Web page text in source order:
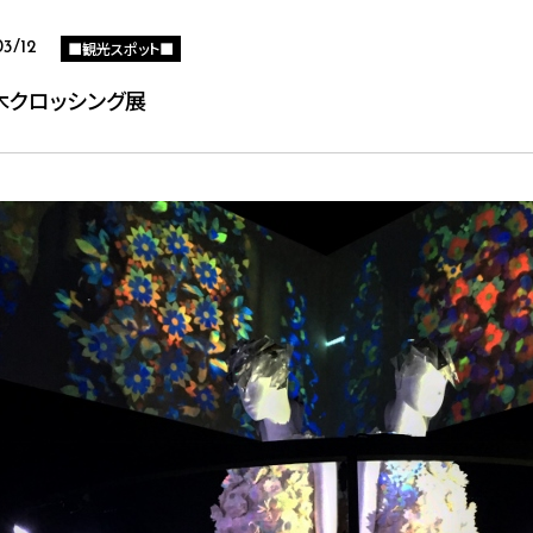
12 ■観光スポット■
ロッシング展